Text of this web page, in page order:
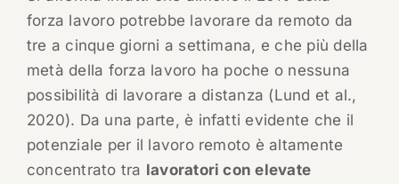
forza lavoro potrebbe lavorare da remoto da
tre a cinque giorni a settimana, e che più della
metà della forza lavoro ha poche o nessuna
possibilità di lavorare a distanza (Lund et al.,
2020). Da una parte, è infatti evidente che il
potenziale per il lavoro remoto è altamente
concentrato tra lavoratori con elevate